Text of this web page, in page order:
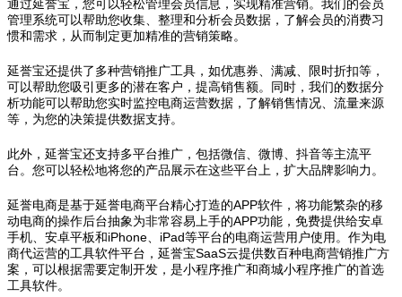
通过延誉宝，您可以轻松管理会员信息，实现精准营销。我们的会员
管理系统可以帮助您收集、整理和分析会员数据，了解会员的消费习
惯和需求，从而制定更加精准的营销策略。
延誉宝还提供了多种营销推广工具，如优惠券、满减、限时折扣等，
可以帮助您吸引更多的潜在客户，提高销售额。同时，我们的数据分
析功能可以帮助您实时监控电商运营数据，了解销售情况、流量来源
等，为您的决策提供数据支持。
此外，延誉宝还支持多平台推广，包括微信、微博、抖音等主流平
台。您可以轻松地将您的产品展示在这些平台上，扩大品牌影响力。
延誉电商是基于延誉电商平台精心打造的APP软件，将功能繁杂的移
动电商的操作后台抽象为非常容易上手的APP功能，免费提供给安卓
手机、安卓平板和iPhone、iPad等平台的电商运营用户使用。作为电
商代运营的工具软件平台，延誉宝SaaS云提供数百种电商营销推广方
案，可以根据需要定制开发，是小程序推广和商城小程序推广的首选
工具软件。